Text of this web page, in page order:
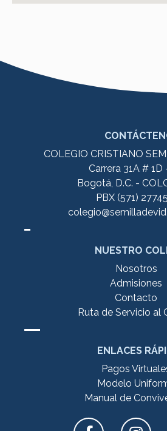
COLEGIO CRISTIANO
Carrera 31A # 1D
Bogotá, D.C. -
PBX (571)
NUESTRO
Nosotros
Admisiones
Contacto
Ruta de Servicio al
ENLACES
Pagos
Modelo
Manual de